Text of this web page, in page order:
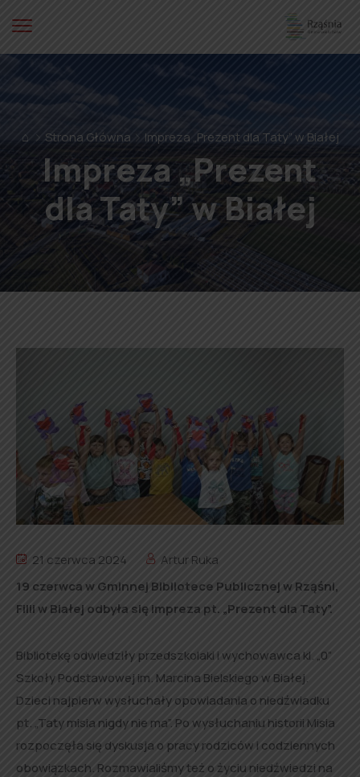
⌂ Strona Główna Impreza „Prezent dla Taty” w Białej
Impreza „Prezent
dla Taty” w Białej
21 czerwca 2024
Artur Ruka
19 czerwca w Gminnej Bibliotece Publicznej w Rząśni,
Filii w Białej odbyła się impreza pt. „Prezent dla Taty”.
Bibliotekę odwiedziły przedszkolaki i wychowawca kl. „0”
Szkoły Podstawowej im. Marcina Bielskiego w Białej.
Dzieci najpierw wysłuchały opowiadania o niedźwiadku
pt. „Taty misia nigdy nie ma”. Po wysłuchaniu historii Misia
rozpoczęła się dyskusja o pracy rodziców i codziennych
obowiązkach. Rozmawialiśmy też o życiu niedźwiedzi na